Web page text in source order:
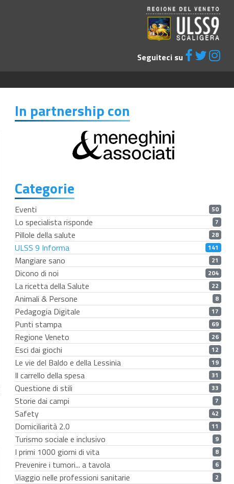
Seguiteci su
In partnership con
Categorie
Eventi 50
Lo specialista risponde 7
Pillole della salute 28
ULSS 9 Informa 141
Mangiare sano 21
Dicono di noi 204
La ricetta della Salute 22
Animali & Persone 8
Pedagogia Digitale 17
Punti stampa 69
Regione Veneto 26
Esci dai giochi 12
Le vie del Baldo e della Lessinia 19
Il carrello della spesa 31
Questione di stili 33
Storie dai campi 7
Safety 42
Domiciliarità 2.0 11
Turismo sociale e inclusivo 9
I primi 1000 giorni di vita 8
Prevenire i tumori... a tavola 6
Viaggio nelle professioni sanitarie 2